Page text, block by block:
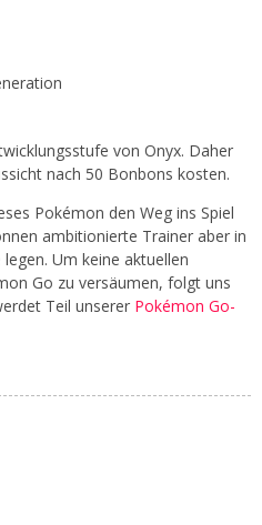
von Onyx. Daher
nach 50 Bonbons kosten.
Pokémon den Weg ins Spiel
ambitionierte Trainer aber in
Um keine aktuellen
Go zu versäumen, folgt uns
Teil unserer Pokémon Go-